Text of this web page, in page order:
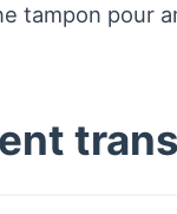
tampon pour